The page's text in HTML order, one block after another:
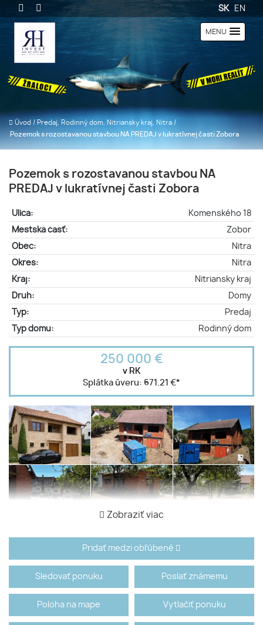
SK EN
MENU
Úvod / Predaj, Rodinný dom, Nitriansky kraj, Nitra /
Pozemok s rozostavanou stavbou NA PREDAJ v lukratívnej časti Zobora
Pozemok s rozostavanou stavbou NA
PREDAJ v lukratívnej časti Zobora
Ulica:
Komenského 18
Mestská časť:
Zobor
Obec:
Nitra
Okres:
Nitra
Kraj:
Nitriansky kraj
Druh:
Domy
Typ:
Predaj
Typ domu:
Rodinný dom
250 000 €
v RK
Splátka úveru: 671.21 €*
Zobraziť viac
Pridať medzi obľúbené
Sledovať ponuku Poslať známemu
Poloha na mape Vytlačiť ponuku